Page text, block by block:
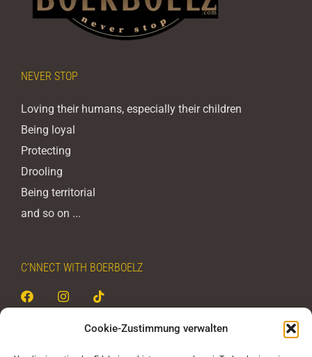
Cookie-Zustimmung verwalten
NEVER STOP
Loving their humans, especially their children
Being loyal
Protecting
Drooling
Being territorial
and so on ...
C’NNECT WITH BOERBOELZ
BOERBOELZ - never stop